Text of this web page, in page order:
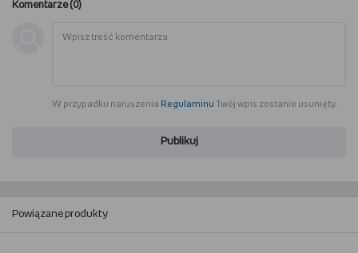
Komentarze (0)
W przypadku naruszenia Regulaminu Twój wpis zostanie usunięty.
Publikuj
Powiązane produkty